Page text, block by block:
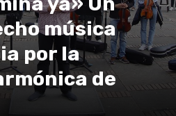
música
por la
de